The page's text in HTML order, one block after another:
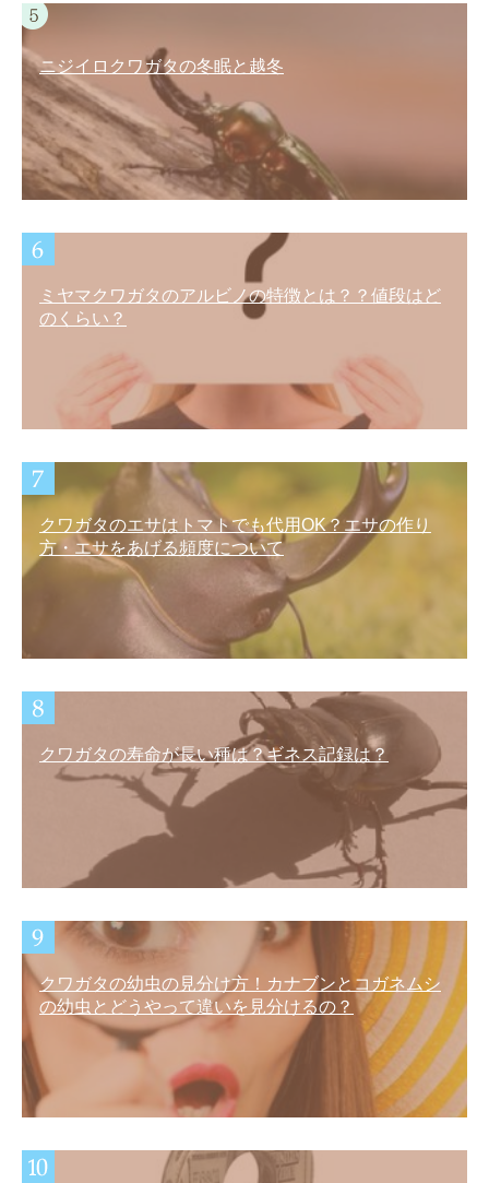
ニジイロクワガタの冬眠と越冬
ミヤマクワガタのアルビノの特徴とは？？値段はど
のくらい？
クワガタのエサはトマトでも代用OK？エサの作り
方・エサをあげる頻度について
クワガタの寿命が長い種は？ギネス記録は？
クワガタの幼虫の見分け方！カナブンとコガネムシ
の幼虫とどうやって違いを見分けるの？